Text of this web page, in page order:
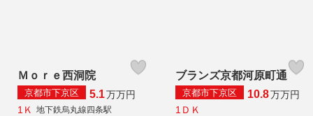
Ｍｏｒｅ西洞院
京都市下京区 5.1万万円
1Ｋ
地下鉄烏丸線四条駅
ブランズ京都河原町通
京都市下京区 10.8万万円
1ＤＫ